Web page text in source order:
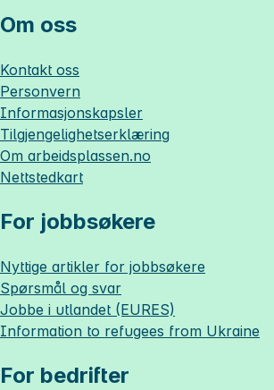
Om oss
Kontakt oss
Personvern
Informasjonskapsler
Tilgjengelighetserklæring
Om arbeidsplassen.no
Nettstedkart
For jobbsøkere
Nyttige artikler for jobbsøkere
Spørsmål og svar
Jobbe i utlandet (EURES)
Information to refugees from Ukraine
For bedrifter